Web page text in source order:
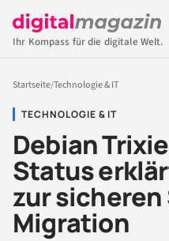
Ihr Kompass für die digitale Welt.
Startseite/Technologie & IT
TECHNOLOGIE & IT
Debian
Status
zur sicheren
Migration